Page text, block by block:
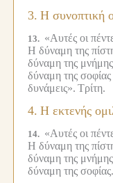
3. Η συνοπτική
13. «Αυτές οι
Η δύναμη της
δύναμη της
δύναμη της
δυνάμεις». Τρίτη.
4. Η εκτενής
14. «Αυτές οι
Η δύναμη της
δύναμη της
δύναμη της σοφίας.